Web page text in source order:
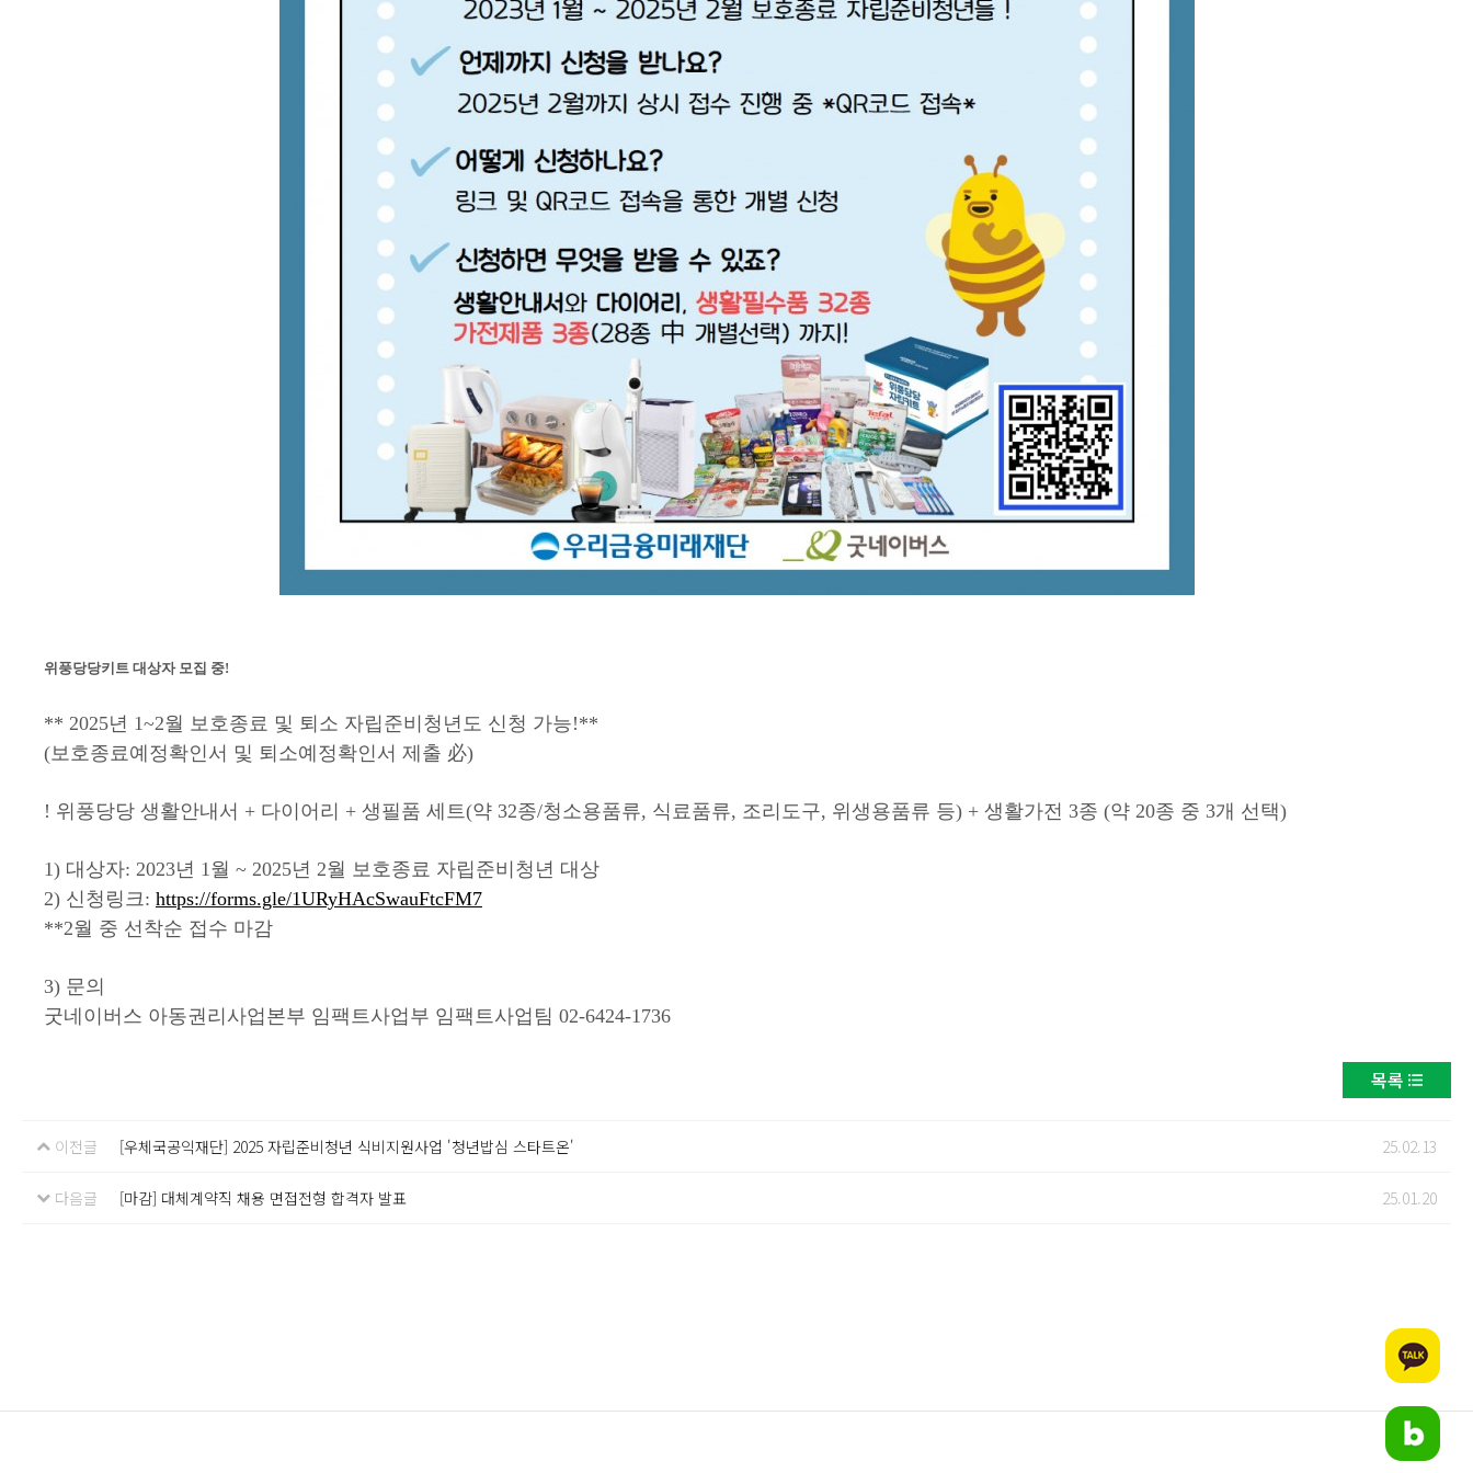
위풍당당키트 대상자 모집 중!
** 2025년 1~2월 보호종료 및 퇴소 자립준비청년도 신청 가능!**
(보호종료예정확인서 및 퇴소예정확인서 제출 必)
! 위풍당당 생활안내서 + 다이어리 + 생필품 세트(약 32종/청소용품류, 식료품류, 조리도구, 위생용품류 등) + 생활가전 3종 (약 20종 중 3개 선택)
1) 대상자: 2023년 1월 ~ 2025년 2월 보호종료 자립준비청년 대상
2) 신청링크: https://forms.gle/1URyHAcSwauFtcFM7
**2월 중 선착순 접수 마감
3) 문의
굿네이버스 아동권리사업본부 임팩트사업부 임팩트사업팀 02-6424-1736
목록
이전글 [우체국공익재단] 2025 자립준비청년 식비지원사업 '청년밥심 스타트온' 25.02.13
다음글 [마감] 대체계약직 채용 면접전형 합격자 발표 25.01.20